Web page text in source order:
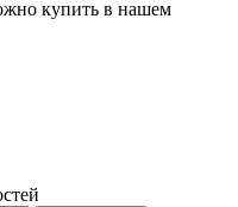
купить в нашем